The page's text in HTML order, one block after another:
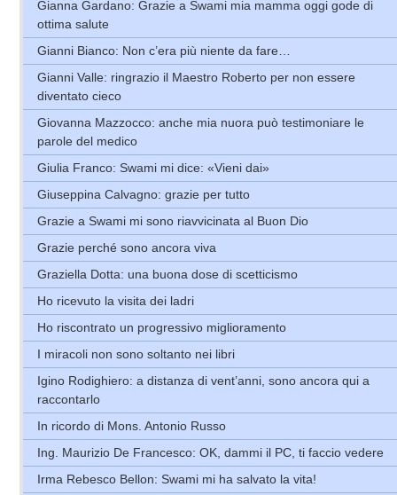
Gianna Gardano: Grazie a Swami mia mamma oggi gode di
ottima salute
Gianni Bianco: Non c’era più niente da fare…
Gianni Valle: ringrazio il Maestro Roberto per non essere
diventato cieco
Giovanna Mazzocco: anche mia nuora può testimoniare le
parole del medico
Giulia Franco: Swami mi dice: «Vieni dai»
Giuseppina Calvagno: grazie per tutto
Grazie a Swami mi sono riavvicinata al Buon Dio
Grazie perché sono ancora viva
Graziella Dotta: una buona dose di scetticismo
Ho ricevuto la visita dei ladri
Ho riscontrato un progressivo miglioramento
I miracoli non sono soltanto nei libri
Igino Rodighiero: a distanza di vent’anni, sono ancora qui a
raccontarlo
In ricordo di Mons. Antonio Russo
Ing. Maurizio De Francesco: OK, dammi il PC, ti faccio vedere
Irma Rebesco Bellon: Swami mi ha salvato la vita!